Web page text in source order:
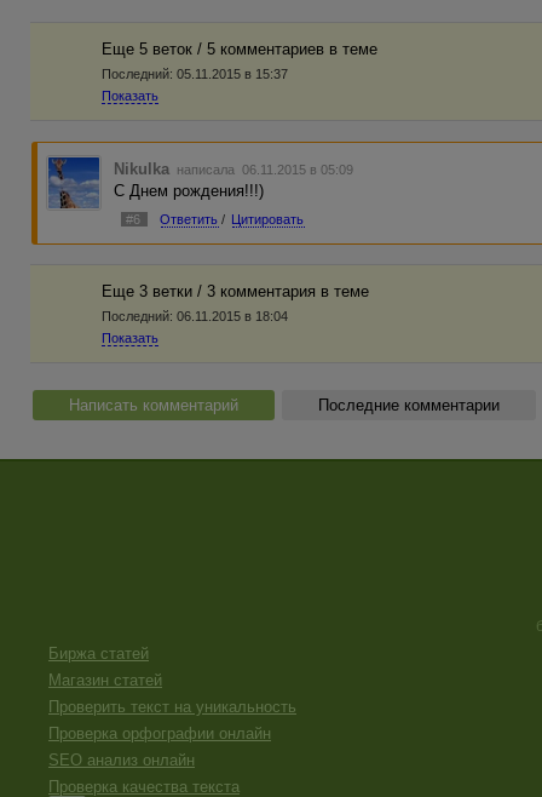
Еще 5 веток / 5 комментариев в темe
Последний: 05.11.2015 в 15:37
Показать
Nikulka написала 06.11.2015 в 05:09
С Днем рождения!!!)
#6 Ответить / Цитировать
Еще 3 ветки / 3 комментария в темe
Последний: 06.11.2015 в 18:04
Показать
Написать комментарий Последние комментарии
Биржа статей
Магазин статей
Проверить текст на уникальность
Проверка орфографии онлайн
SEO анализ онлайн
Проверка качества текста